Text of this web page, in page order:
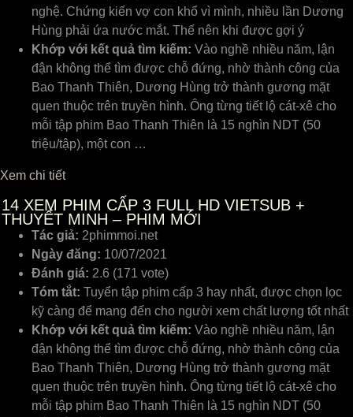
nghệ. Chứng kiến vợ con khổ vì mình, nhiều lần Dương
Hùng phải ứa nước mắt. Thế nên khi được gợi ý
Khớp với kết quả tìm kiếm: Vào nghề nhiều năm, lận
đận không thể tìm được chỗ đứng, nhờ thành công của
Bao Thanh Thiên, Dương Hùng trở thành gương mặt
quen thuộc trên truyền hình. Ông từng tiết lộ cát-xê cho
mỗi tập phim Bao Thanh Thiên là 15 nghìn NDT (50
triệu/tập), một con …
Xem chi tiết
14 XEM PHIM CẤP 3 FULL HD VIETSUB +
THUYẾT MINH – PHIM MỚI
Tác giả: 2phimmoi.net
Ngày đăng: 10/07/2021
Đánh giá: 2.6 (171 vote)
Tóm tắt: Tuyển tập phim cấp 3 hay nhất, được chọn lọc
kỹ càng để mang đến cho người xem chất lượng tốt nhất
Khớp với kết quả tìm kiếm: Vào nghề nhiều năm, lận
đận không thể tìm được chỗ đứng, nhờ thành công của
Bao Thanh Thiên, Dương Hùng trở thành gương mặt
quen thuộc trên truyền hình. Ông từng tiết lộ cát-xê cho
mỗi tập phim Bao Thanh Thiên là 15 nghìn NDT (50